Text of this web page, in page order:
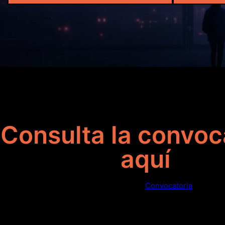
Consulta la
aquí
Convocatoria